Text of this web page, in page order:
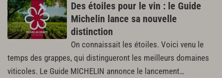
Des étoiles pour le vin : le Guide
Michelin lance sa nouvelle
distinction
On connaissait les étoiles. Voici venu le
temps des grappes, qui distingueront les meilleurs domaines
viticoles. Le Guide MICHELIN annonce le lancement…